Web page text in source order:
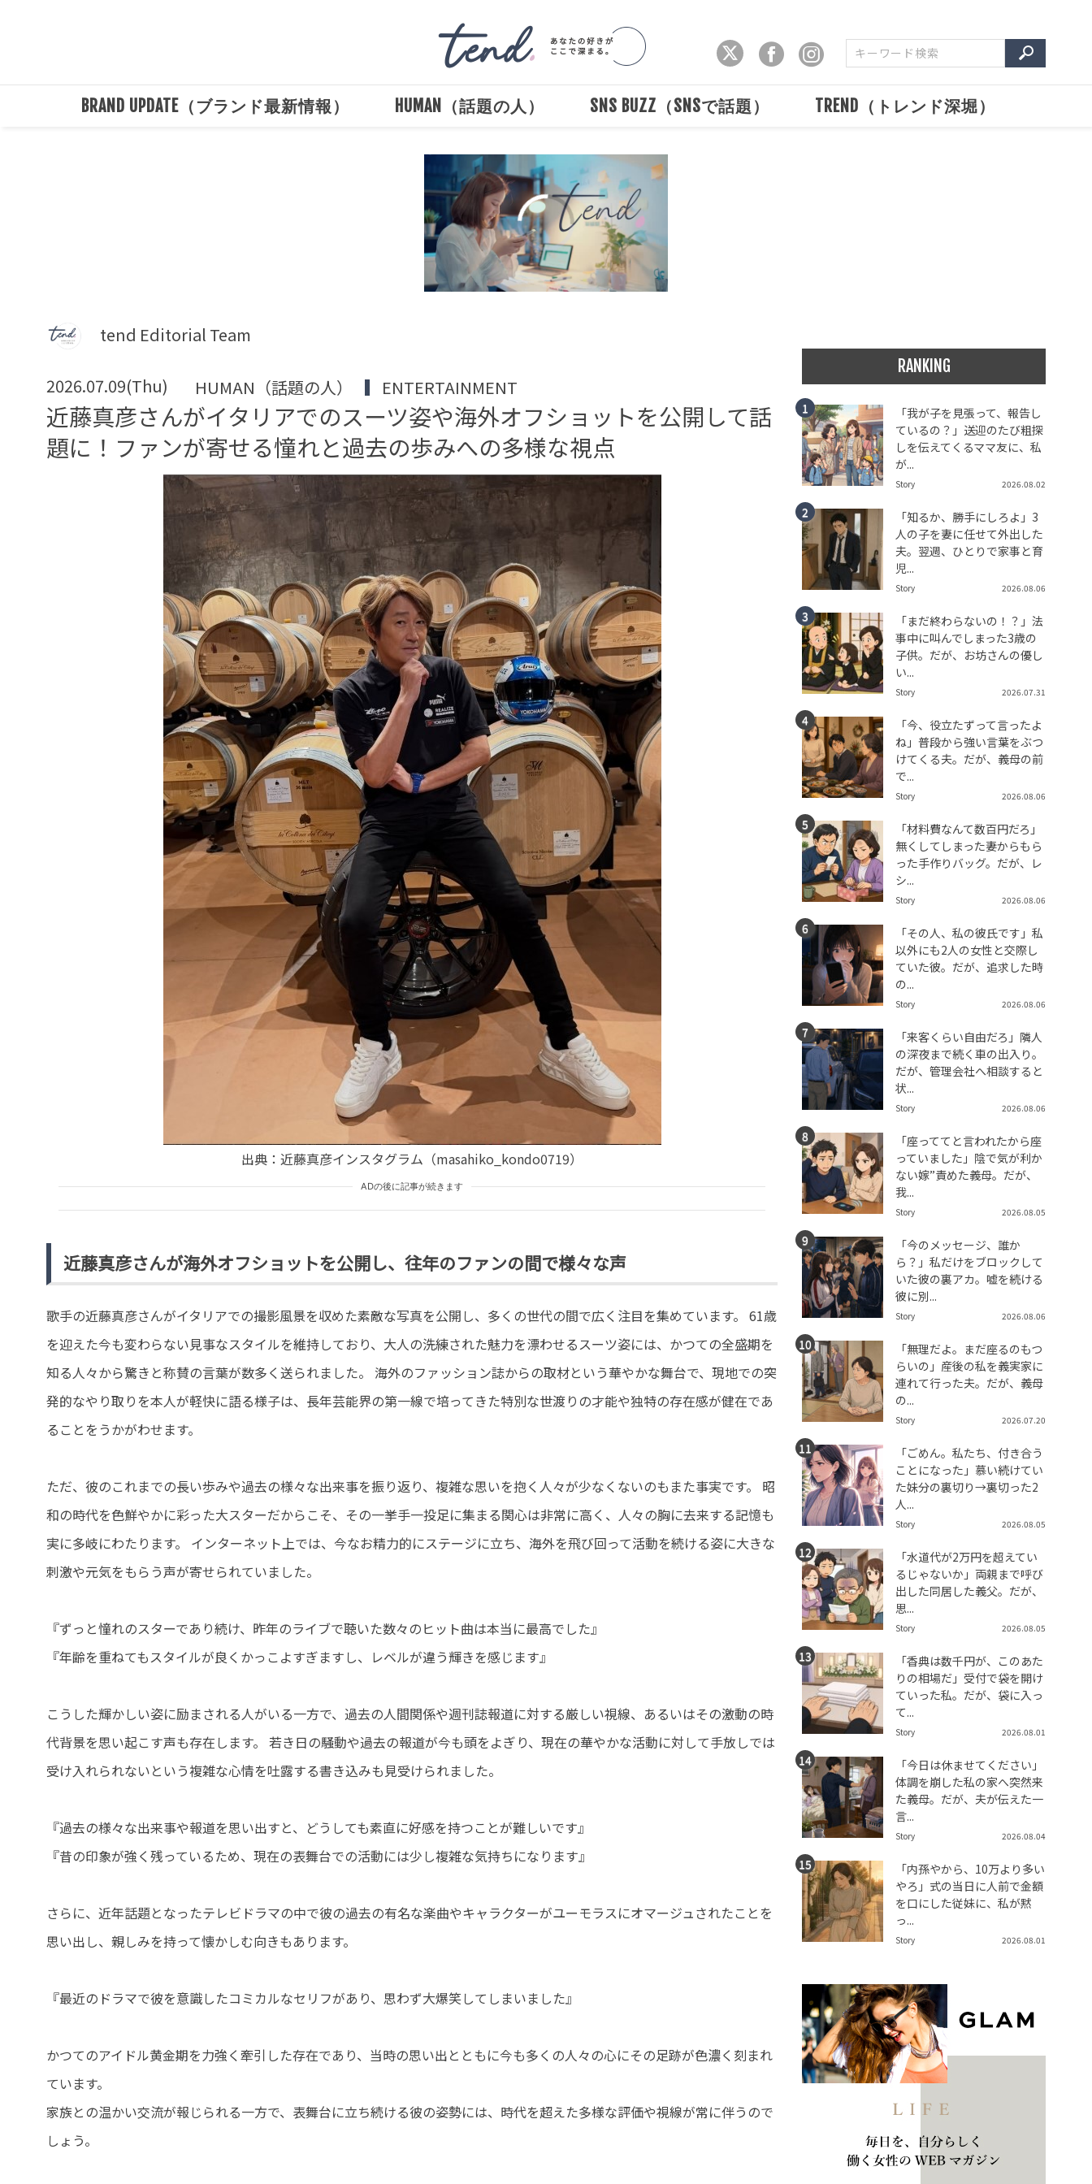
BRAND UPDATE（ブランド最新情報） HUMAN（話題の人） SNS BUZZ（SNSで話題） TREND（トレンド深堀）
00:00/ 00:30
tend Editorial Team
2026.07.09(Thu) HUMAN（話題の人） ENTERTAINMENT
近藤真彦さんがイタリアでのスーツ姿や海外オフショットを公開して話
題に！ファンが寄せる憧れと過去の歩みへの多様な視点
出典：近藤真彦インスタグラム（masahiko_kondo0719）
ADの後に記事が続きます
近藤真彦さんが海外オフショットを公開し、往年のファンの間で様々な声
歌手の近藤真彦さんがイタリアでの撮影風景を収めた素敵な写真を公開し、多くの世代の間で広く注目を集めています。 61歳
を迎えた今も変わらない見事なスタイルを維持しており、大人の洗練された魅力を漂わせるスーツ姿には、かつての全盛期を
知る人々から驚きと称賛の言葉が数多く送られました。 海外のファッション誌からの取材という華やかな舞台で、現地での突
発的なやり取りを本人が軽快に語る様子は、長年芸能界の第一線で培ってきた特別な世渡りの才能や独特の存在感が健在であ
ることをうかがわせます。
ただ、彼のこれまでの長い歩みや過去の様々な出来事を振り返り、複雑な思いを抱く人々が少なくないのもまた事実です。 昭
和の時代を色鮮やかに彩った大スターだからこそ、その一挙手一投足に集まる関心は非常に高く、人々の胸に去来する記憶も
実に多岐にわたります。 インターネット上では、今なお精力的にステージに立ち、海外を飛び回って活動を続ける姿に大きな
刺激や元気をもらう声が寄せられていました。
『ずっと憧れのスターであり続け、昨年のライブで聴いた数々のヒット曲は本当に最高でした』
『年齢を重ねてもスタイルが良くかっこよすぎますし、レベルが違う輝きを感じます』
こうした輝かしい姿に励まされる人がいる一方で、過去の人間関係や週刊誌報道に対する厳しい視線、あるいはその激動の時
代背景を思い起こす声も存在します。 若き日の騒動や過去の報道が今も頭をよぎり、現在の華やかな活動に対して手放しでは
受け入れられないという複雑な心情を吐露する書き込みも見受けられました。
『過去の様々な出来事や報道を思い出すと、どうしても素直に好感を持つことが難しいです』
『昔の印象が強く残っているため、現在の表舞台での活動には少し複雑な気持ちになります』
さらに、近年話題となったテレビドラマの中で彼の過去の有名な楽曲やキャラクターがユーモラスにオマージュされたことを
思い出し、親しみを持って懐かしむ向きもあります。
『最近のドラマで彼を意識したコミカルなセリフがあり、思わず大爆笑してしまいました』
かつてのアイドル黄金期を力強く牽引した存在であり、当時の思い出とともに今も多くの人々の心にその足跡が色濃く刻まれ
ています。
家族との温かい交流が報じられる一方で、表舞台に立ち続ける彼の姿勢には、時代を超えた多様な評価や視線が常に伴うので
しょう。
RANKING
「我が子を見張って、報告し
ているの？」送迎のたび粗探
しを伝えてくるママ友に、私
が...
Story 2026.08.02
「知るか、勝手にしろよ」3
人の子を妻に任せて外出した
夫。翌週、ひとりで家事と育
児...
Story 2026.08.06
「まだ終わらないの！？」法
事中に叫んでしまった3歳の
子供。だが、お坊さんの優し
い...
Story 2026.07.31
「今、役立たずって言ったよ
ね」普段から強い言葉をぶつ
けてくる夫。だが、義母の前
で...
Story 2026.08.06
「材料費なんて数百円だろ」
無くしてしまった妻からもら
った手作りバッグ。だが、レ
シ...
Story 2026.08.06
「その人、私の彼氏です」私
以外にも2人の女性と交際し
ていた彼。だが、追求した時
の...
Story 2026.08.06
「来客くらい自由だろ」隣人
の深夜まで続く車の出入り。
だが、管理会社へ相談すると
状...
Story 2026.08.06
「座っててと言われたから座
っていました」陰で気が利か
ない嫁”責めた義母。だが、
我...
Story 2026.08.05
「今のメッセージ、誰か
ら？」私だけをブロックして
いた彼の裏アカ。嘘を続ける
彼に別...
Story 2026.08.06
「無理だよ。まだ座るのもつ
らいの」産後の私を義実家に
連れて行った夫。だが、義母
の...
Story 2026.07.20
「ごめん。私たち、付き合う
ことになった」慕い続けてい
た妹分の裏切り→裏切った2
人...
Story 2026.08.05
「水道代が2万円を超えてい
るじゃないか」両親まで呼び
出した同居した義父。だが、
思...
Story 2026.08.05
「香典は数千円が、このあた
りの相場だ」受付で袋を開け
ていった私。だが、袋に入っ
て...
Story 2026.08.01
「今日は休ませてください」
体調を崩した私の家へ突然来
た義母。だが、夫が伝えた一
言...
Story 2026.08.04
「内孫やから、10万より多い
やろ」式の当日に人前で金額
を口にした従妹に、私が黙
っ...
Story 2026.08.01